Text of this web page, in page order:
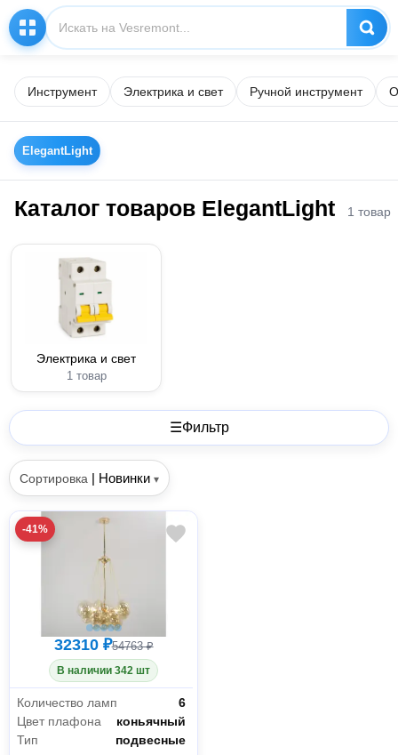
Инструмент Электрика и свет Ручной инструмент
ElegantLight
Каталог товаров ElegantLight 1 товар
Электрика и свет
1 товар
☰Фильтр
Сортировка | Новинки ▾
-41%
32310 ₽54763 ₽
В наличии 342 шт
Количество ламп
6
Цвет плафона
коньячный
Тип
подвесные